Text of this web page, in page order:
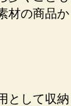
材の商品
として収